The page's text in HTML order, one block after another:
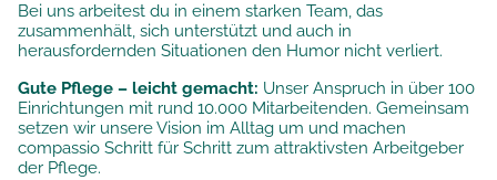
Bei uns arbeitest du in einem starken Team, das
zusammenhält, sich unterstützt und auch in
herausfordernden Situationen den Humor nicht verliert.
Gute Pflege – leicht gemacht: Unser Anspruch in über 100
Einrichtungen mit rund 10.000 Mitarbeitenden. Gemeinsam
setzen wir unsereVision im Alltag um und machen
compassio Schritt für Schritt zum attraktivsten Arbeitgeber
der Pflege.